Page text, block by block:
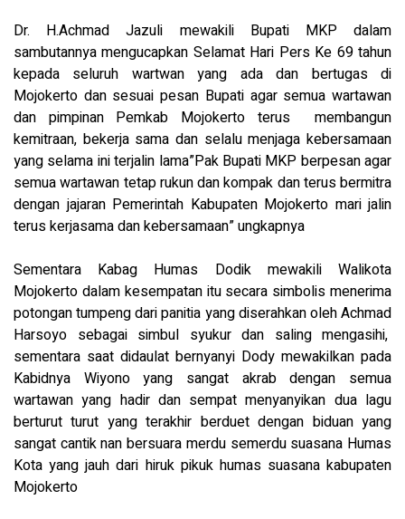
Dr. H.Achmad Jazuli mewakili Bupati MKP dalam
sambutannya mengucapkan Selamat Hari Pers Ke 69 tahun
kepada seluruh wartwan yang ada dan bertugas di
Mojokerto dan sesuai pesan Bupati agar semua wartawan
dan pimpinan Pemkab Mojokerto terus membangun
kemitraan, bekerja sama dan selalu menjaga kebersamaan
yang selama ini terjalin lama”Pak Bupati MKP berpesan agar
semua wartawan tetap rukun dan kompak dan terus bermitra
dengan jajaran Pemerintah Kabupaten Mojokerto mari jalin
terus kerjasama dan kebersamaan” ungkapnya
Sementara Kabag Humas Dodik mewakili Walikota
Mojokerto dalam kesempatan itu secara simbolis menerima
potongan tumpeng dari panitia yang diserahkan oleh Achmad
Harsoyo sebagai simbul syukur dan saling mengasihi,
sementara saat didaulat bernyanyi Dody mewakilkan pada
Kabidnya Wiyono yang sangat akrab dengan semua
wartawan yang hadir dan sempat menyanyikan dua lagu
berturut turut yang terakhir berduet dengan biduan yang
sangat cantik nan bersuara merdu semerdu suasana Humas
Kota yang jauh dari hiruk pikuk humas suasana kabupaten
Mojokerto